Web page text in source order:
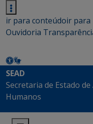
ir para conteúdoir para
Ouvidoria
SEAD
Secretaria de Estado
Humanos